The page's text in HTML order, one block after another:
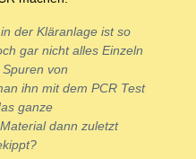
der Kläranlage ist so
gar nicht alles Einzeln
von
ihn mit dem PCR Test
ganze
dann zuletzt